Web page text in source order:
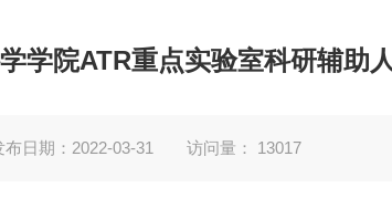
学院ATR重点实验室科研辅助
布日期：2022-03-31 访问量： 13017